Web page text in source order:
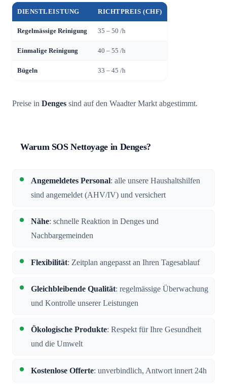
DIENSTLEISTUNG RICHTPREIS (CHF)
Regelmässige Reinigung 35 – 50 /h
Einmalige Reinigung 40 – 55 /h
Bügeln 33 – 45 /h
Preise in Denges sind auf den Waadter Markt abgestimmt.
Warum SOS Nettoyage in Denges?
Angemeldetes Personal: alle unsere Haushaltshilfen
sind angemeldet (AHV/IV) und versichert
Nähe: schnelle Reaktion in Denges und
Nachbargemeinden
Flexibilität: Zeitplan angepasst an Ihren Tagesablauf
Gleichbleibende Qualität: regelmässige Überwachung
und Kontrolle unserer Leistungen
Ökologische Produkte: Respekt für Ihre Gesundheit
und die Umwelt
Kostenlose Offerte: unverbindlich, Antwort innert 24h